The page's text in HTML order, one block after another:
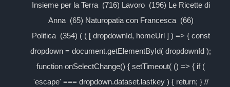
Insieme per la Terra (716) Lavoro (196) Le Ricette di
Anna (65) Naturopatia con Francesca (66)
Politica (354) ( ( [ dropdownId, homeUrl ] ) => { const
dropdown = document.getElementById( dropdownId );
function onSelectChange() { setTimeout( () => { if (
'escape' === dropdown.dataset.lastkey ) { return; } //